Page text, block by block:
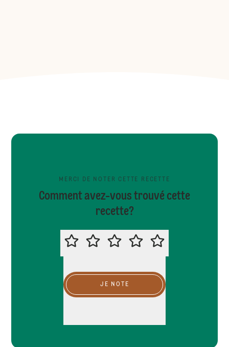
MERCI DE NOTER CETTE RECETTE
Comment avez-vous trouvé cette
recette?
MERCI DE NOTER CETTE RECETTE
JE NOTE